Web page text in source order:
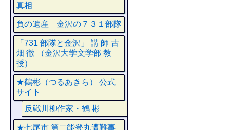
真相
負の遺産 金沢の７３１部隊
「731 部隊と金沢」 講 師 古
畑 徹 （金沢大学文学部 教
授）
★鶴彬（つるあきら） 公式
サイト
反戦川柳作家・鶴 彬
★七尾市 第二能登丸遭難事